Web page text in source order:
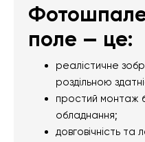
поле — це:
реалістичне
роздільною
простий монтаж
обладнання;
довговічність та